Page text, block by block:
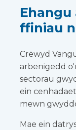
ffiniau
Crëwyd
arbenigedd
sectorau
ein
mewn
Mae ein